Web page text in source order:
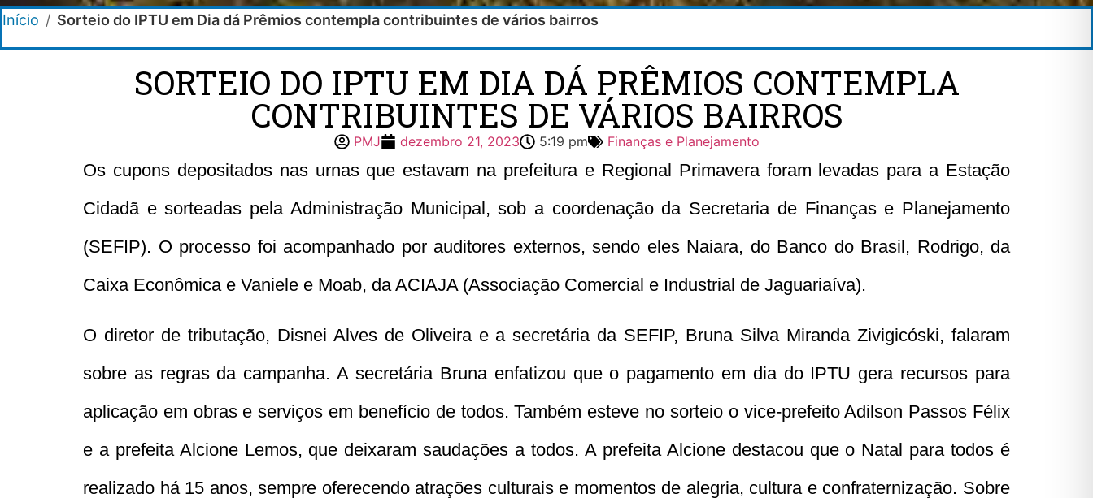
Início / Sorteio do IPTU em Dia dá Prêmios contempla contribuintes de vários bairros
SORTEIO DO IPTU EM DIA DÁ PRÊMIOS CONTEMPLA
CONTRIBUINTES DE VÁRIOS BAIRROS
PMJ dezembro 21, 2023 5:19 pm Finanças e Planejamento
Os cupons depositados nas urnas que estavam na prefeitura e Regional Primavera foram levadas para a Estação
Cidadã e sorteadas pela Administração Municipal, sob a coordenação da Secretaria de Finanças e Planejamento
(SEFIP). O processo foi acompanhado por auditores externos, sendo eles Naiara, do Banco do Brasil, Rodrigo, da
Caixa Econômica e Vaniele e Moab, da ACIAJA (Associação Comercial e Industrial de Jaguariaíva).
O diretor de tributação, Disnei Alves de Oliveira e a secretária da SEFIP, Bruna Silva Miranda Zivigicóski, falaram
sobre as regras da campanha. A secretária Bruna enfatizou que o pagamento em dia do IPTU gera recursos para
aplicação em obras e serviços em benefício de todos. Também esteve no sorteio o vice-prefeito Adilson Passos Félix
e a prefeita Alcione Lemos, que deixaram saudações a todos. A prefeita Alcione destacou que o Natal para todos é
realizado há 15 anos, sempre oferecendo atrações culturais e momentos de alegria, cultura e confraternização. Sobre